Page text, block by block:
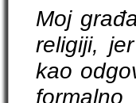
Moj
religiji,
kao